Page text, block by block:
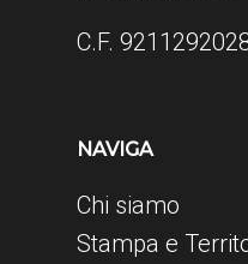
C.F.
NAVIGA
Chi siamo
Stampa e